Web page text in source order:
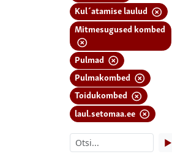
Kul´atamise laulud
Mitmesugused kombed
Pulmad
Pulmakombed
Toidukombed
laul.setomaa.ee
▶